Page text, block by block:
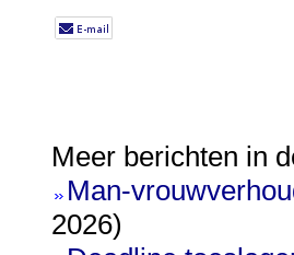
Meer berichten in
Man-
2026)